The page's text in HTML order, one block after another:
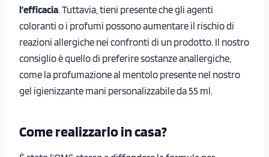
l’efficacia. Tuttavia, tieni presente che gli agenti
coloranti o i profumi possono aumentare il rischio di
reazioni allergiche nei confronti di un prodotto. Il nostro
consiglio è quello di preferire sostanze anallergiche,
come la profumazione al mentolo presente nel nostro
gel igienizzante mani personalizzabile da 55 ml.
Come realizzarlo in casa?